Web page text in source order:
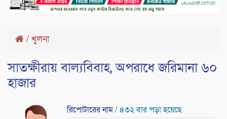
/ খুলনা
সাতক্ষীরায় বাল্যবিবাহ, অপরাধে জরিমানা ৬০
হাজার
রিপোটারের নাম/ ৪৩২ বার পড়া হয়েছে